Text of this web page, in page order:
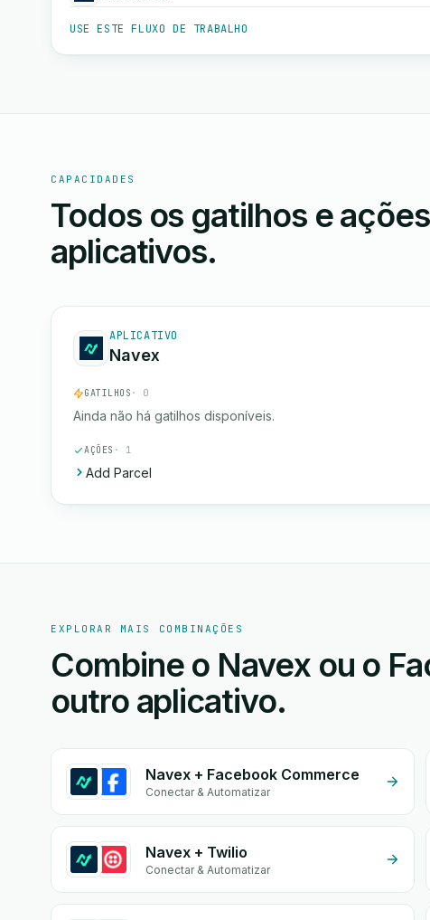
USE ESTE FLUXO DE TRABALHO
CAPACIDADES
Todos os gatilhos e
aplicativos.
APLICATIVO
Navex
GATILHOS · 0
Ainda não há gatilhos disponíveis.
AÇÕES · 1
Add Parcel
EXPLORAR MAIS COMBINAÇÕES
Combine o Navex ou o
outro aplicativo.
Navex + Facebook Commerce
Conectar & Automatizar
Navex + Twilio
Conectar & Automatizar